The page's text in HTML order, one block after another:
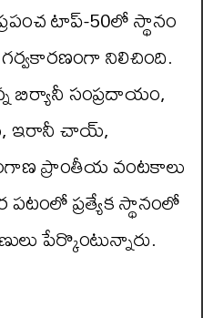
టాప్-50లో స్థానం
గర్వకారణంగా నిలిచింది.
బిర్యానీ సంప్రదాయం,
ఇరానీ చాయ్,
ప్రాంతీయ వంటకాలు
ప్రత్యేక స్థానంలో
పేర్కొంటున్నారు.